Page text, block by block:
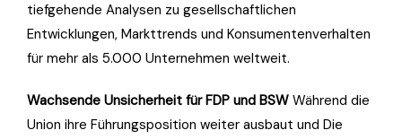
tiefgehende Analysen zu gesellschaftlichen
Entwicklungen, Markttrends und Konsumentenverhalten
für mehr als 5.000 Unternehmen weltweit.
Wachsende Unsicherheit für FDP und BSW Während die
Union ihre Führungsposition weiter ausbaut und Die